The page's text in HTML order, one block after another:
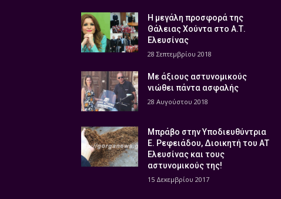
Η μεγάλη προσφορά της
Θάλειας Χούντα στο Α.Τ.
Ελευσίνας
28 Σεπτεμβρίου 2018
Με άξιους αστυνομικούς
νιώθει πάντα ασφαλής
28 Αυγούστου 2018
Μπράβο στην Υποδιευθύντρια
Ε. Ρεφειάδου, Διοικητή του ΑΤ
Ελευσίνας και τους
αστυνομικούς της!
15 Δεκεμβρίου 2017